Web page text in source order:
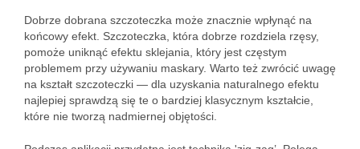
Dobrze dobrana szczoteczka może znacznie wpłynąć na
końcowy efekt. Szczoteczka, która dobrze rozdziela rzęsy,
pomoże uniknąć efektu sklejania, który jest częstym
problemem przy używaniu maskary. Warto też zwrócić uwagę
na kształt szczoteczki — dla uzyskania naturalnego efektu
najlepiej sprawdzą się te o bardziej klasycznym kształcie,
które nie tworzą nadmiernej objętości.